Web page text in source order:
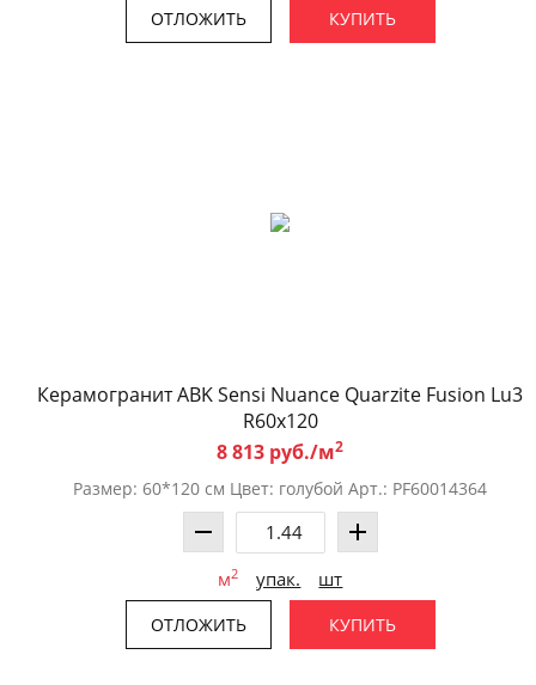
ОТЛОЖИТЬ КУПИТЬ
Керамогранит ABK Sensi Nuance Quarzite Fusion Lu3
R60x120
8 813 руб./м2
Размер: 60*120 см Цвет: голубой Арт.: PF60014364
м2 упак. шт
ОТЛОЖИТЬ КУПИТЬ